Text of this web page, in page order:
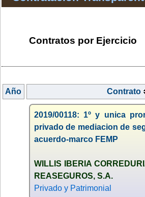
Contratos por Ejercicio
Año Contrato
2019/00118: 1º y unica
privado de mediacion de
acuerdo-marco FEMP
WILLIS IBERIA
REASEGUROS, S.A.
Privado y Patrimonial